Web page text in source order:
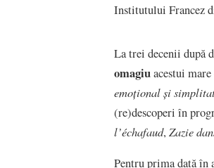
Institutului Francez
La trei decenii după
omagiuacestui
emoțional și
(re)descoperi în
l’échafaud, Zazie
Pentru prima dată în